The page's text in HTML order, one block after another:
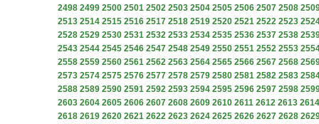
2498 2499 2500 2501 2502 2503 2504 2505 2506 2507 2508
2513 2514 2515 2516 2517 2518 2519 2520 2521 2522 2523
2528 2529 2530 2531 2532 2533 2534 2535 2536 2537 2538
2543 2544 2545 2546 2547 2548 2549 2550 2551 2552 2553
2558 2559 2560 2561 2562 2563 2564 2565 2566 2567 2568
2573 2574 2575 2576 2577 2578 2579 2580 2581 2582 2583
2588 2589 2590 2591 2592 2593 2594 2595 2596 2597 2598
2603 2604 2605 2606 2607 2608 2609 2610 2611 2612 2613 2614
2618 2619 2620 2621 2622 2623 2624 2625 2626 2627 2628